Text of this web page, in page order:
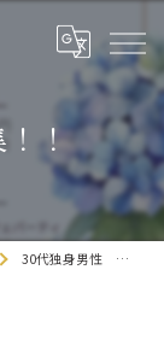
！
30代独身男性 募集！！